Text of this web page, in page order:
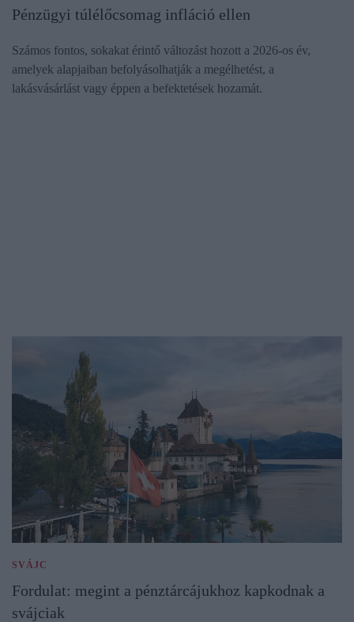
Pénzügyi túlélőcsomag infláció ellen
Számos fontos, sokakat érintő változást hozott a 2026-os év,
amelyek alapjaiban befolyásolhatják a megélhetést, a
lakásvásárlást vagy éppen a befektetések hozamát.
SVÁJC
Fordulat: megint a pénztárcájukhoz kapkodnak a
svájciak